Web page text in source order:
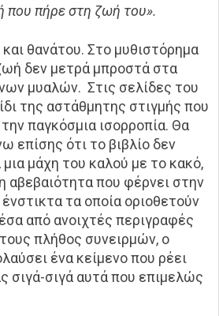
που πήρε στη ζωή του».
θανάτου. Στο μυθιστόρημα
δεν μετρά μπροστά στα
μυαλών. Στις σελίδες του
της αστάθμητης στιγμής που
παγκόσμια ισορροπία. Θα
επίσης ότι το βιβλίο δεν
μάχη του καλού με το κακό,
αβεβαιότητα που φέρνει στην
τα οποία οριοθετούν
από ανοιχτές περιγραφές
πλήθος συνειρμών, ο
ένα κείμενο που ρέει
σιγά-σιγά αυτά που επιμελώς